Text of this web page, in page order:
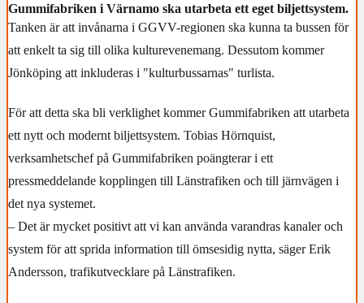
Gummifabriken i Värnamo ska utarbeta ett eget biljettsystem.
Tanken är att invånarna i GGVV-regionen ska kunna ta bussen för
att enkelt ta sig till olika kulturevenemang. Dessutom kommer
Jönköping att inkluderas i "kulturbussarnas" turlista.
För att detta ska bli verklighet kommer Gummifabriken att utarbeta
ett nytt och modernt biljettsystem. Tobias Hörnquist,
verksamhetschef på Gummifabriken poängterar i ett
pressmeddelande kopplingen till Länstrafiken och till järnvägen i
det nya systemet.
– Det är mycket positivt att vi kan använda varandras kanaler och
system för att sprida information till ömsesidig nytta, säger Erik
Andersson, trafikutvecklare på Länstrafiken.